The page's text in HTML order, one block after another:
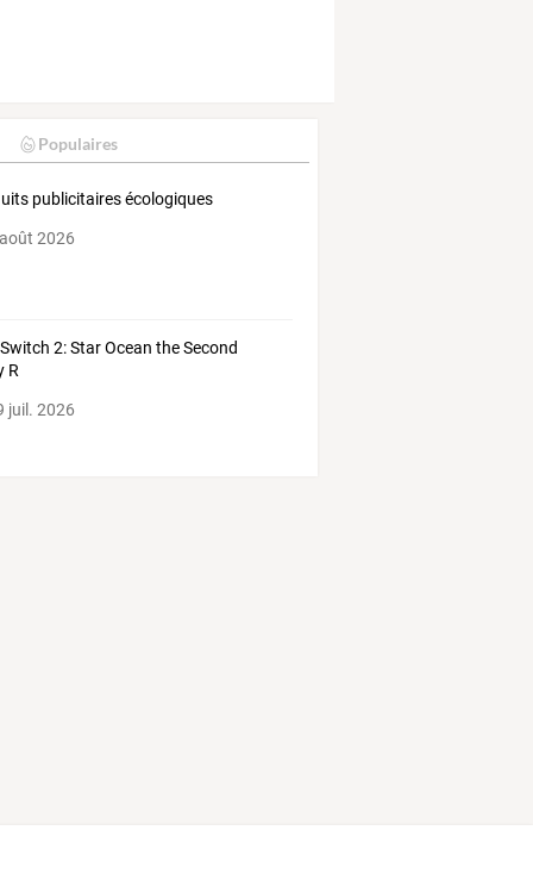
Populaires
publicitaires écologiques
2026
2: Star Ocean the Second
R
juil. 2026